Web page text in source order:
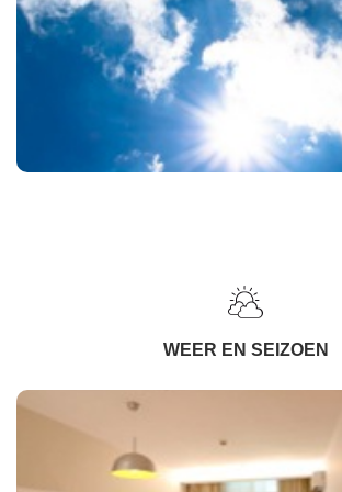
WEER EN SEIZOEN